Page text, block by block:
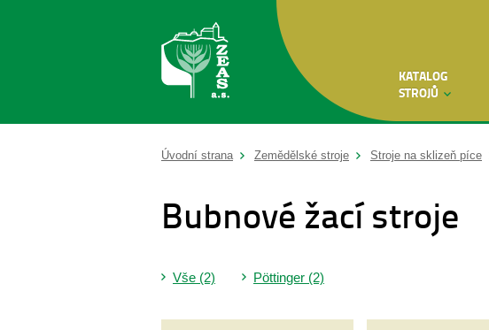
KATALOG
STROJŮ
Úvodní strana Zemědělské stroje Stroje na sklizeň píce
Bubnové žací stroje
Vše (2) Pöttinger (2)